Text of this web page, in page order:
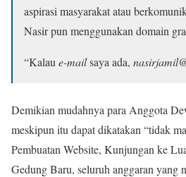
aspirasi masyarakat atau
Nasir pun menggunakan domain
“Kalau e-mailsaya ada,
Demikian mudahnya para Anggota
meskipun itu dapat dikatakan “tidak
Pembuatan Website, Kunjungan ke
Gedung Baru, seluruh anggaran yang